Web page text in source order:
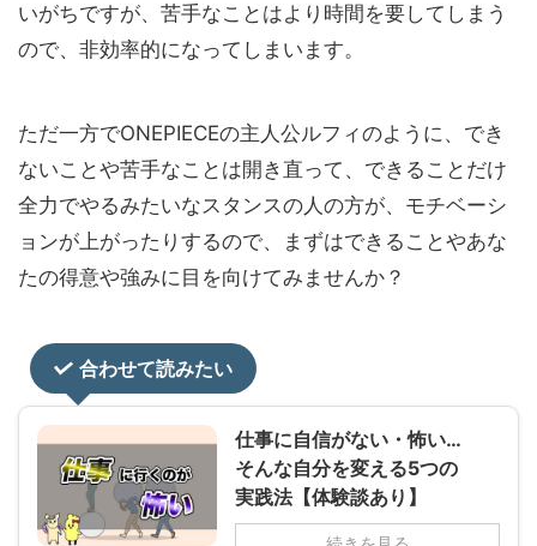
いがちですが、苦手なことはより時間を要してしまう
ので、非効率的になってしまいます。
ただ一方でONEPIECEの主人公ルフィのように、でき
ないことや苦手なことは開き直って、できることだけ
全力でやるみたいなスタンスの人の方が、モチベーシ
ョンが上がったりするので、まずはできることやあな
たの得意や強みに目を向けてみませんか？
合わせて読みたい
仕事に自信がない・怖い…
そんな自分を変える5つの
実践法【体験談あり】